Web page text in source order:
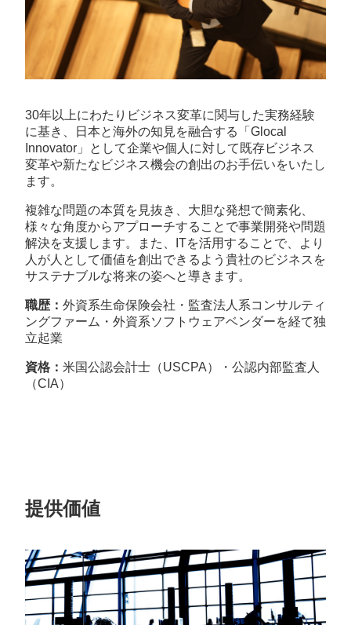
30年以上にわたりビジネス変革に関与した実務経験
に基き、日本と海外の知見を融合する「Glocal
Innovator」として企業や個人に対して既存ビジネス
変革や新たなビジネス機会の創出のお手伝いをいたし
ます。
複雑な問題の本質を見抜き、大胆な発想で簡素化、
様々な角度からアプローチすることで事業開発や問題
解決を支援します。また、ITを活用することで、より
人が人として価値を創出できるよう貴社のビジネスを
サステナブルな将来の姿へと導きます。
職歴： 外資系生命保険会社・監査法人系コンサルティ
ングファーム・外資系ソフトウェアベンダーを経て独
立起業
資格： 米国公認会計士（USCPA）・公認内部監査人
（CIA）
提供価値